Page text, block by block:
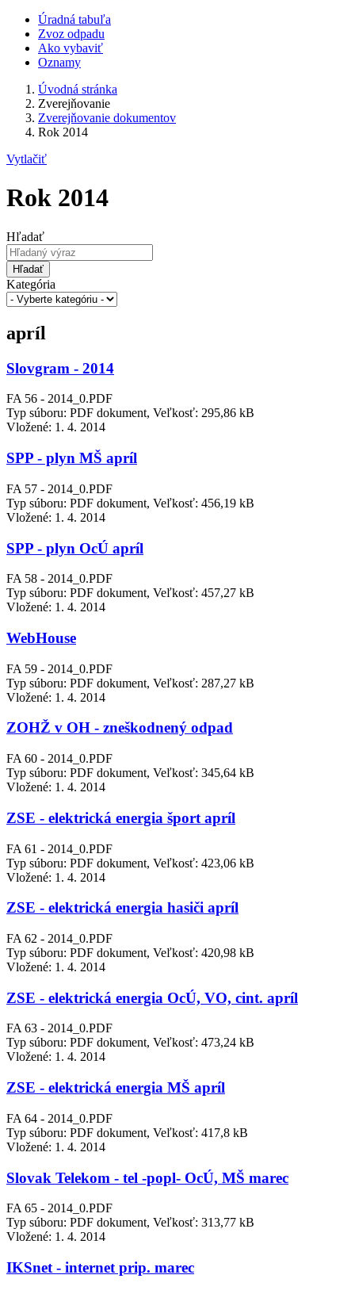
Úradná tabuľa
Zvoz odpadu
Ako vybaviť
Oznamy
Úvodná stránka
Zverejňovanie
Zverejňovanie dokumentov
Rok 2014
Vytlačiť
Rok 2014
Hľadať
Hľadať
Kategória
apríl
Slovgram - 2014
FA 56 - 2014_0.PDF
Typ súboru: PDF dokument, Veľkosť: 295,86 kB
Vložené: 1. 4. 2014
SPP - plyn MŠ apríl
FA 57 - 2014_0.PDF
Typ súboru: PDF dokument, Veľkosť: 456,19 kB
Vložené: 1. 4. 2014
SPP - plyn OcÚ apríl
FA 58 - 2014_0.PDF
Typ súboru: PDF dokument, Veľkosť: 457,27 kB
Vložené: 1. 4. 2014
WebHouse
FA 59 - 2014_0.PDF
Typ súboru: PDF dokument, Veľkosť: 287,27 kB
Vložené: 1. 4. 2014
ZOHŽ v OH - zneškodnený odpad
FA 60 - 2014_0.PDF
Typ súboru: PDF dokument, Veľkosť: 345,64 kB
Vložené: 1. 4. 2014
ZSE - elektrická energia šport apríl
FA 61 - 2014_0.PDF
Typ súboru: PDF dokument, Veľkosť: 423,06 kB
Vložené: 1. 4. 2014
ZSE - elektrická energia hasiči apríl
FA 62 - 2014_0.PDF
Typ súboru: PDF dokument, Veľkosť: 420,98 kB
Vložené: 1. 4. 2014
ZSE - elektrická energia OcÚ, VO, cint. apríl
FA 63 - 2014_0.PDF
Typ súboru: PDF dokument, Veľkosť: 473,24 kB
Vložené: 1. 4. 2014
ZSE - elektrická energia MŠ apríl
FA 64 - 2014_0.PDF
Typ súboru: PDF dokument, Veľkosť: 417,8 kB
Vložené: 1. 4. 2014
Slovak Telekom - tel -popl- OcÚ, MŠ marec
FA 65 - 2014_0.PDF
Typ súboru: PDF dokument, Veľkosť: 313,77 kB
Vložené: 1. 4. 2014
IKSnet - internet prip. marec